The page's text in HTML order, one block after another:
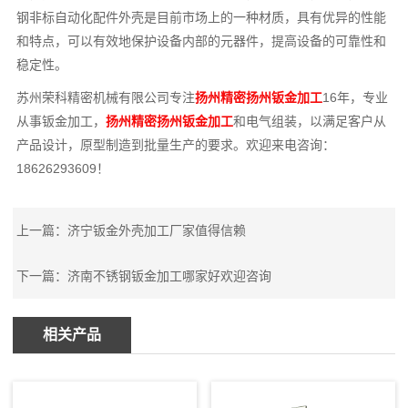
钢非标自动化配件外壳是目前市场上的一种材质，具有优异的性能
和特点，可以有效地保护设备内部的元器件，提高设备的可靠性和
稳定性。
苏州荣科精密机械有限公司专注扬州精密扬州钣金加工16年，专业
从事钣金加工，扬州精密扬州钣金加工和电气组装，以满足客户从
产品设计，原型制造到批量生产的要求。欢迎来电咨询：
18626293609！
上一篇： 济宁钣金外壳加工厂家值得信赖
下一篇： 济南不锈钢钣金加工哪家好欢迎咨询
相关产品